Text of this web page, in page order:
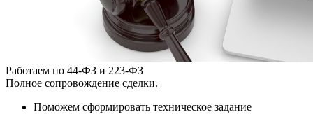
Работаем по 44-ФЗ и 223-ФЗ
Полное сопровождение сделки.
Поможем сформировать техническое задание